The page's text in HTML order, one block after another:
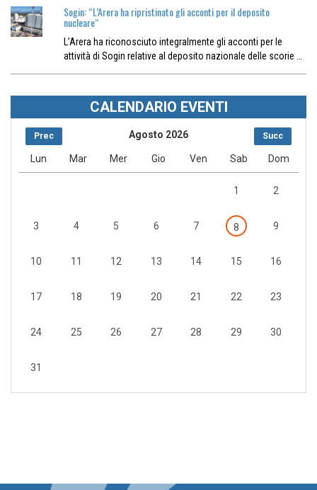
Sogin: “L’Arera ha ripristinato gli acconti per il deposito
nucleare“
L’Arera ha riconosciuto integralmente gli acconti per le
attività di Sogin relative al deposito nazionale delle scorie …
CALENDARIO EVENTI
Prec Succ
Agosto 2026
Lun Mar Mer Gio Ven Sab Dom
1 2
3 4 5 6 7 8 9
10 11 12 13 14 15 16
17 18 19 20 21 22 23
24 25 26 27 28 29 30
31